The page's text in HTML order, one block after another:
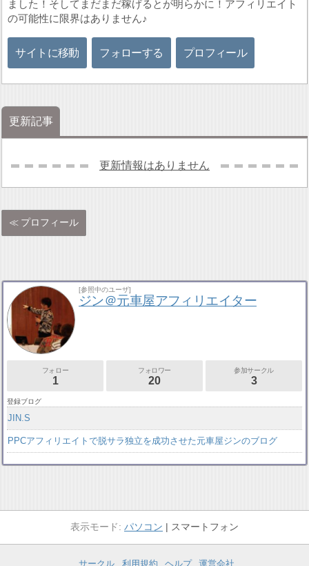
ました！そしてまだまだ稼げるとが明らかに！アフィリエイト
の可能性に限界はありません♪
サイトに移動 フォローする プロフィール
更新記事
更新情報はありません
プロフィール
[参照中のユーザ]
ジン＠元車屋アフィリエイター
フォロー
1
フォロワー
20
参加サークル
3
登録ブログ
JIN.S
PPCアフィリエイトで脱サラ独立を成功させた元車屋ジンのブログ
パソコン スマートフォン
サークル 利用規約 ヘルプ 運営会社